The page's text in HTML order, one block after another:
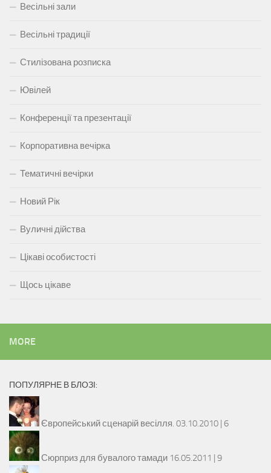
Весільні зали
Весільні традиції
Стилізована розписка
Ювілей
Конференції та презентації
Корпоративна вечірка
Тематичні вечірки
Новий Рік
Вуличні дійства
Цікаві особистості
Щось цікаве
MORE
ПОПУЛЯРНЕ В БЛОЗІ:
Європейський сценарій весілля. 03.10.2010 | 6
Сюрприз для бувалого тамади 16.05.2011 | 9